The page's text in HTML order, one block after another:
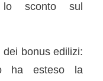
sconto sul
bonus edilizi:
ha esteso la